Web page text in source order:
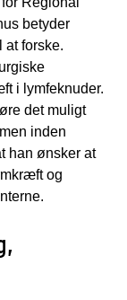
betyder
at forske.
i lymfeknuder.
det muligt
inden
han ønsker at
og